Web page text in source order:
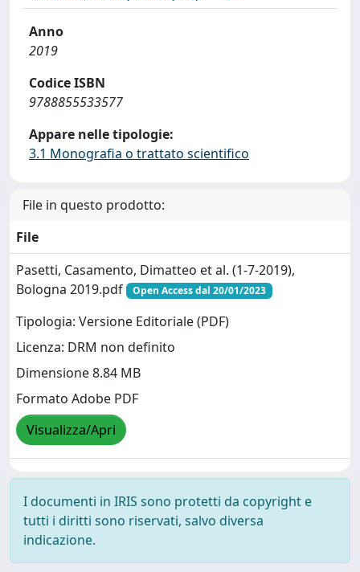
Anno
2019
Codice ISBN
9788855533577
Appare nelle tipologie:
3.1 Monografia o trattato scientifico
File in questo prodotto:
File
Pasetti, Casamento, Dimatteo et al. (1-7-2019),
Bologna 2019.pdf
Open Access dal 20/01/2023
Tipologia: Versione Editoriale (PDF)
Licenza: DRM non definito
Dimensione 8.84 MB
Formato Adobe PDF
Visualizza/Apri
I documenti in IRIS sono protetti da copyright e
tutti i diritti sono riservati, salvo diversa
indicazione.